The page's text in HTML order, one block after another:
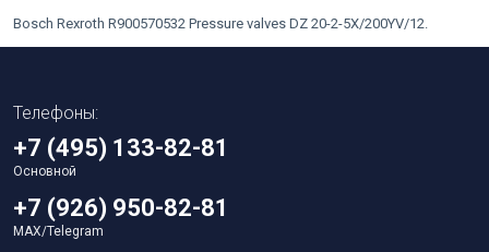
Bosch Rexroth R900570532 Pressure valves DZ 20-2-5X/200YV/12.
Телефоны:
+7 (495) 133-82-81
Основной
+7 (926) 950-82-81
MAX/Telegram